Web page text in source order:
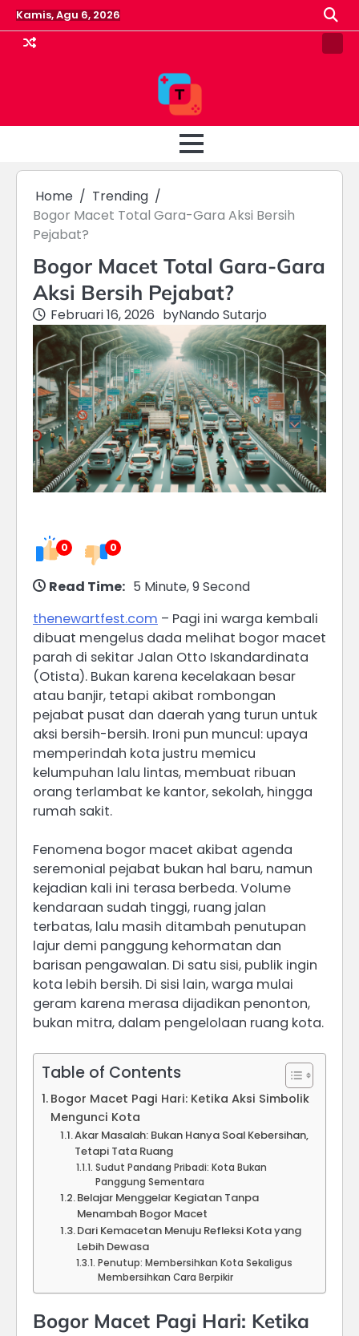
Skip
to
content
Kamis, Agu 6, 2026
Pin
Home
Trending
Bogor Macet Total Gara-Gara Aksi Bersih
Pejabat?
Bogor Macet Total Gara-Gara
Aksi Bersih Pejabat?
Februari 16, 2026 byNando Sutarjo
0 0
Read Time: 5 Minute, 9 Second
thenewartfest.com – Pagi ini warga kembali
dibuat mengelus dada melihat bogor macet
parah di sekitar Jalan Otto Iskandardinata
(Otista). Bukan karena kecelakaan besar
atau banjir, tetapi akibat rombongan
pejabat pusat dan daerah yang turun untuk
aksi bersih-bersih. Ironi pun muncul: upaya
memperindah kota justru memicu
kelumpuhan lalu lintas, membuat ribuan
orang terlambat ke kantor, sekolah, hingga
rumah sakit.
Fenomena bogor macet akibat agenda
seremonial pejabat bukan hal baru, namun
kejadian kali ini terasa berbeda. Volume
kendaraan sudah tinggi, ruang jalan
terbatas, lalu masih ditambah penutupan
lajur demi panggung kehormatan dan
barisan pengawalan. Di satu sisi, publik ingin
kota lebih bersih. Di sisi lain, warga mulai
geram karena merasa dijadikan penonton,
bukan mitra, dalam pengelolaan ruang kota.
Table of Contents
Bogor Macet Pagi Hari: Ketika Aksi Simbolik
Mengunci Kota
Akar Masalah: Bukan Hanya Soal Kebersihan,
Tetapi Tata Ruang
Sudut Pandang Pribadi: Kota Bukan
Panggung Sementara
Belajar Menggelar Kegiatan Tanpa
Menambah Bogor Macet
Dari Kemacetan Menuju Refleksi Kota yang
Lebih Dewasa
Penutup: Membersihkan Kota Sekaligus
Membersihkan Cara Berpikir
Bogor Macet Pagi Hari: Ketika